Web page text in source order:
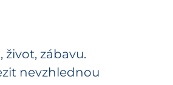
zábavu.
nevzhlednou